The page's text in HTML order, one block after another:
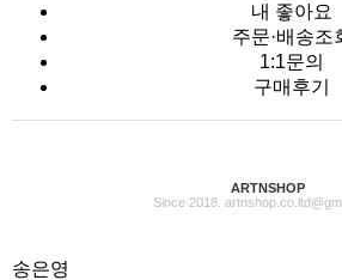
내 좋아요
주문·배송조
1:1문의
구매후기
ARTNSHOP
Since 2018.
송은영